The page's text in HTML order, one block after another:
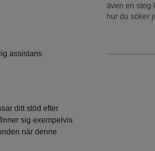
assistans
ditt stöd efter
sig exempelvis
när denne
även en
hur du söker